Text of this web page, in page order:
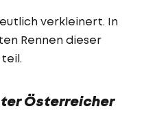
verkleinert. In
Rennen dieser
Österreicher